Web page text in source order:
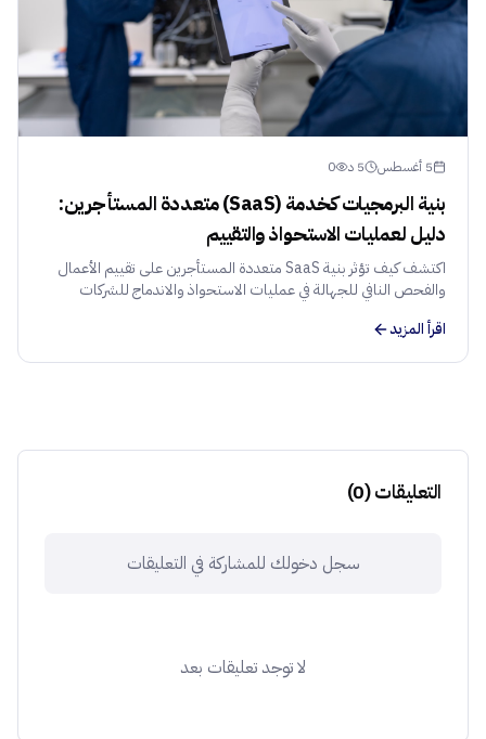
5 أغسطس 5 د 0
بنية البرمجيات كخدمة (SaaS) متعددة المستأجرين:
دليل لعمليات الاستحواذ والتقييم
اكتشف كيف تؤثر بنية SaaS متعددة المستأجرين على تقييم الأعمال
والفحص النافي للجهالة في عمليات الاستحواذ والاندماج للشركات
اقرأ المزيد
التعليقات(
0
)
سجل دخولك للمشاركة في التعليقات
لا توجد تعليقات بعد